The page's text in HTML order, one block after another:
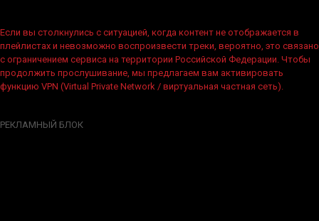
Если вы столкнулись с ситуацией, когда контент не отображается в
плейлистах и невозможно воспроизвести треки, вероятно, это связано
с ограничением сервиса на территории Российской Федерации. Чтобы
продолжить прослушивание, мы предлагаем вам активировать
функцию VPN (Virtual Private Network / виртуальная частная сеть).
РЕКЛАМНЫЙ БЛОК